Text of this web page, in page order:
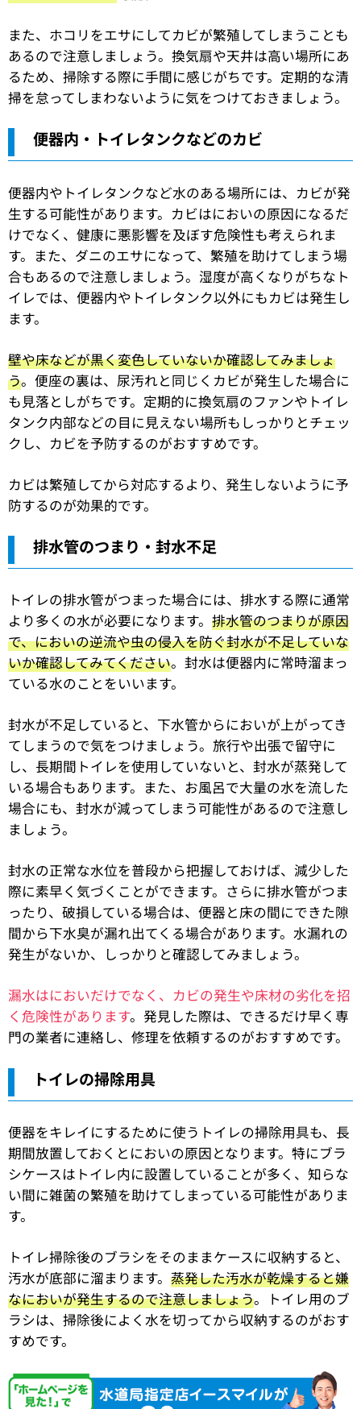
また、ホコリをエサにしてカビが繁殖してしまうことも
あるので注意しましょう。換気扇や天井は高い場所にあ
るため、掃除する際に手間に感じがちです。定期的な清
掃を怠ってしまわないように気をつけておきましょう。
便器内・トイレタンクなどのカビ
便器内やトイレタンクなど水のある場所には、カビが発
生する可能性があります。カビはにおいの原因になるだ
けでなく、健康に悪影響を及ぼす危険性も考えられま
す。また、ダニのエサになって、繁殖を助けてしまう場
合もあるので注意しましょう。湿度が高くなりがちなト
イレでは、便器内やトイレタンク以外にもカビは発生し
ます。
壁や床などが黒く変色していないか確認してみましょ
う。便座の裏は、尿汚れと同じくカビが発生した場合に
も見落としがちです。定期的に換気扇のファンやトイレ
タンク内部などの目に見えない場所もしっかりとチェッ
クし、カビを予防するのがおすすめです。
カビは繁殖してから対応するより、発生しないように予
防するのが効果的です。
排水管のつまり・封水不足
トイレの排水管がつまった場合には、排水する際に通常
より多くの水が必要になります。 排水管のつまりが原因
で、においの逆流や虫の侵入を防ぐ封水が不足していな
いか確認してみてください。封水は便器内に常時溜まっ
ている水のことをいいます。
封水が不足していると、下水管からにおいが上がってき
てしまうので気をつけましょう。旅行や出張で留守に
し、長期間トイレを使用していないと、封水が蒸発して
いる場合もあります。また、お風呂で大量の水を流した
場合にも、封水が減ってしまう可能性があるので注意し
ましょう。
封水の正常な水位を普段から把握しておけば、減少した
際に素早く気づくことができます。さらに排水管がつま
ったり、破損している場合は、便器と床の間にできた隙
間から下水臭が漏れ出てくる場合があります。水漏れの
発生がないか、しっかりと確認してみましょう。
漏水はにおいだけでなく、カビの発生や床材の劣化を招
く危険性があります。発見した際は、できるだけ早く専
門の業者に連絡し、修理を依頼するのがおすすめです。
トイレの掃除用具
便器をキレイにするために使うトイレの掃除用具も、長
期間放置しておくとにおいの原因となります。特にブラ
シケースはトイレ内に設置していることが多く、知らな
い間に雑菌の繁殖を助けてしまっている可能性がありま
す。
トイレ掃除後のブラシをそのままケースに収納すると、
汚水が底部に溜まります。 蒸発した汚水が乾燥すると嫌
なにおいが発生するので注意しましょう。トイレ用のブ
ラシは、掃除後によく水を切ってから収納するのがおす
すめです。